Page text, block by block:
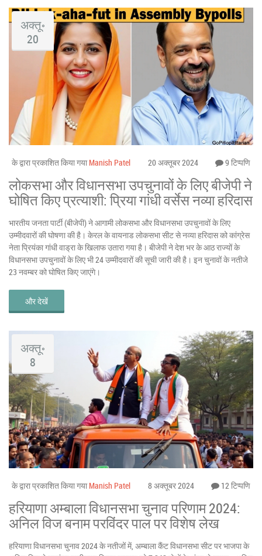
अक्तू॰
20
के द्वारा प्रकाशित किया गया Manish Patel 20 अक्तूबर 2024 9 टिप्पणि
लोकसभा और विधानसभा उपचुनावों के लिए बीजेपी ने
घोषित किए प्रत्याशी: प्रिया गांधी वर्सेस नव्या हरिदास
भारतीय जनता पार्टी (बीजेपी) ने आगामी लोकसभा और विधानसभा उपचुनावों के लिए
उम्मीदवारों की घोषणा की है। केरल के वायनाड लोकसभा सीट से नव्या हरिदास को कांग्रेस
नेता प्रियंका गांधी वाड्रा के खिलाफ उतारा गया है। बीजेपी ने देश भर के आठ राज्यों के
विधानसभा उपचुनावों के लिए भी 24 उम्मीदवारों की सूची जारी की है। इन चुनावों के नतीजे
23 नवम्बर को घोषित किए जाएंगे।
और देखें
अक्तू॰
8
के द्वारा प्रकाशित किया गया Manish Patel 8 अक्तूबर 2024 12 टिप्पणि
हरियाणा अम्बाला विधानसभा चुनाव परिणाम 2024:
अनिल विज बनाम परविंदर पाल पर विशेष लेख
हरियाणा विधानसभा चुनाव 2024 के नतीजों में, अम्बाला कैंट विधानसभा सीट पर भाजपा के